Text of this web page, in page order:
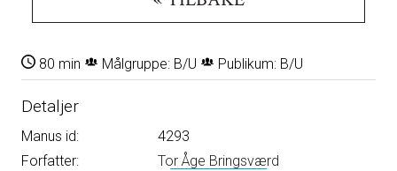
80 min Målgruppe: B/U Publikum: B/U
Detaljer
Manus id:
4293
Forfatter:
Tor Åge Bringsværd